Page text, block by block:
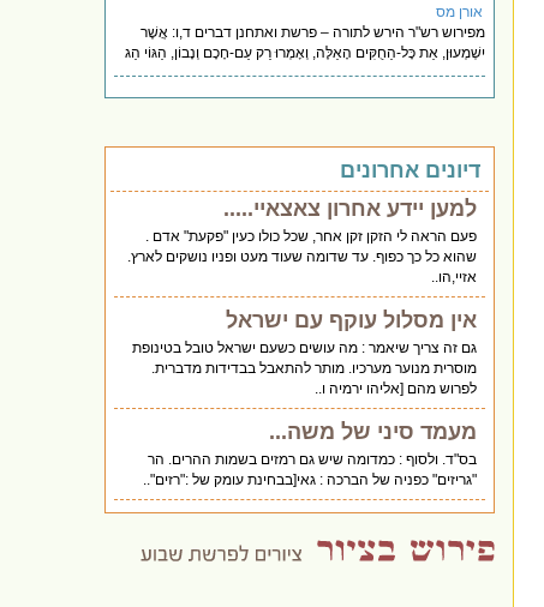
אורן מס
מפירוש רש"ר הירש לתורה – פרשת ואתחנן דברים ד,ו: אֲשֶׁר
יִשְׁמְעוּן, אֵת כָּל-הַחֻקִּים הָאֵלֶּה, וְאָמְרוּ רַק עַם-חָכָם וְנָבוֹן, הַגּוֹי הַג
דיונים אחרונים
למען יידע אחרון צאצאיי.....
פעם הראה לי הזקן זקן אחר, שכל כולו כעין "פקעת" אדם .
שהוא כל כך כפוף. עד שדומה שעוד מעט ופניו נושקים לארץ.
אזיי,הו..
אין מסלול עוקף עם ישראל
גם זה צריך שיאמר : מה עושים כשעם ישראל טובל בטינופת
מוסרית מנוער מערכיו. מותר להתאבל בבדידות מדברית.
לפרוש מהם [אליהו ירמיה ו..
מעמד סיני של משה...
בס"ד. ולסוף : כמדומה שיש גם רמזים בשמות ההרים. הר
"גריזים" כפניה של הברכה : גאי[בבחינת עומק של :"רזים"..